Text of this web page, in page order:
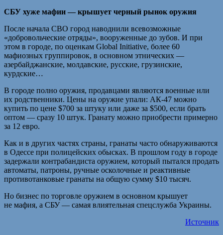
СБУ хуже мафии — крышует черный рынок оружия
После начала СВО город наводнили всевозможные
«добровольческие отряды», вооруженные до зубов. И при
этом в городе, по оценкам Global Initiative, более 60
мафиозных группировок, в основном этнических —
азербайджанские, молдавские, русские, грузинские,
курдские…
В городе полно оружия, продавцами являются военные или
их родственники. Цены на оружие упали: АК-47 можно
купить по цене $700 за штуку или даже за $500, если брать
оптом — сразу 10 штук. Гранату можно приобрести примерно
за 12 евро.
Как и в других частях страны, гранаты часто обнаруживаются
в Одессе при полицейских обысках. В прошлом году в городе
задержали контрабандиста оружием, который пытался продать
автоматы, патроны, ручные осколочные и реактивные
противотанковые гранаты на общую сумму $10 тысяч.
Но бизнес по торговле оружием в основном крышует
не мафия, а СБУ — самая влиятельная спецслужба Украины.
Источник